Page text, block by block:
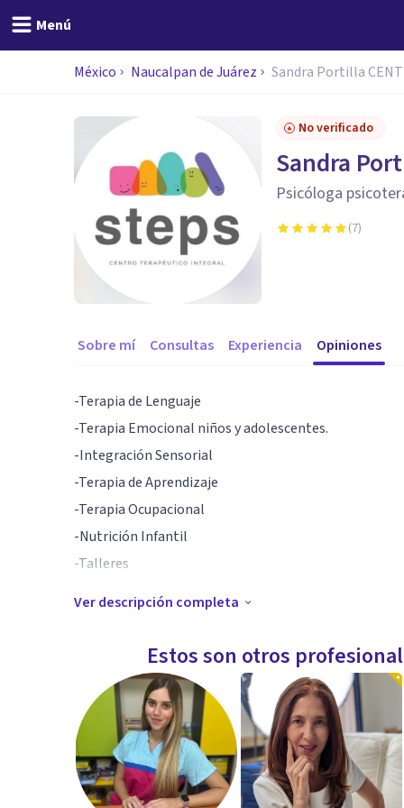
Menú
México Naucalpan de Juárez Sandra Portilla
No verificado
Sandra
Psicóloga
(7)
Sobre mí Consultas Experiencia Opiniones
-Terapia de Lenguaje
-Terapia Emocional niños y adolescentes.
-Integración Sensorial
-Terapia de Aprendizaje
-Terapia Ocupacional
-Nutrición Infantil
-Talleres
Especialidad
proporcionar terapia a niños, aplicando mis
emocionales y conductuales. Tengo mucha
permite entender y tratar eficazmente las
emocional y psicológico. Mi labor se centra en
de técnicas adaptadas a su nivel de comprensión y
Ver descripción completa
Estos son otros